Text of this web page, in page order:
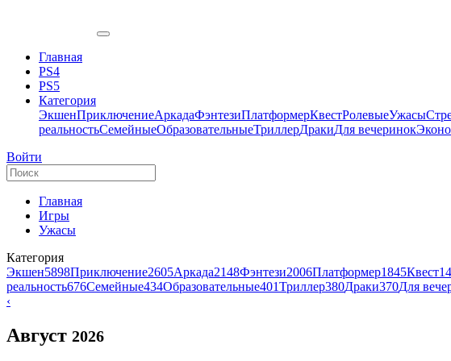
Главная
PS4
PS5
Категория
ЭкшенПриключениеАркадаФэнтезиПлатформерКвестРолевыеУжасы
реальностьСемейныеОбразовательныеТриллерДракиДля вечеринок
Войти
Главная
Игры
Ужасы
Категория
Экшен5898Приключение2605Аркада2148Фэнтези2006Платформер1845Квест
реальность676Семейные434Образовательные401Триллер380Драки370Для
‹
Август 2026